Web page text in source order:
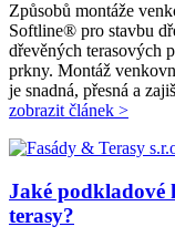
Způsobů montáže
Softline® pro stavbu
dřevěných terasových
prkny. Montáž
je snadná, přesná a
zobrazit článek >
Jaké podkladové
terasy?